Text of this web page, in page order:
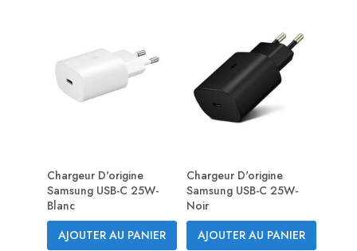
Chargeur D'origine
Samsung USB-C 25W-
Blanc
AJOUTER AU PANIER
Chargeur D'origine
Samsung USB-C 25W-
Noir
AJOUTER AU PANIER